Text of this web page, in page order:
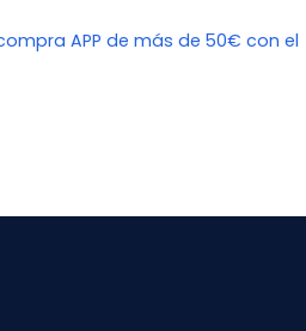
APP de más de 50€ con el